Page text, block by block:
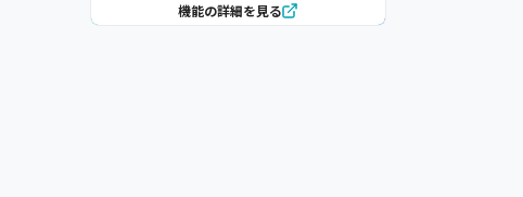
機能の詳細を見る